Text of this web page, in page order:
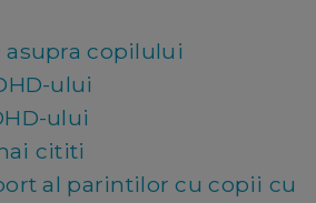
asupra copilului
ului
ului
cititi
al parintilor cu copii cu